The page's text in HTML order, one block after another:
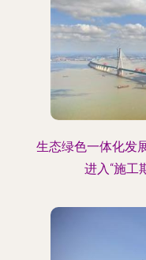
生态绿色一体化发
进入“施工